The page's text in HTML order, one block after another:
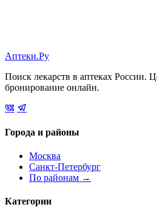
Аптеки.Ру
Поиск лекарств в аптеках России.
бронирование онлайн.
Города и районы
Москва
Санкт-Петербург
По районам →
Категории